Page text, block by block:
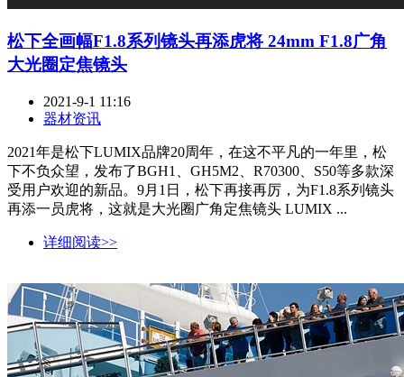
松下全画幅F1.8系列镜头再添虎将 24mm F1.8广角
大光圈定焦镜头
2021-9-1 11:16
器材资讯
2021年是松下LUMIX品牌20周年，在这不平凡的一年里，松
下不负众望，发布了BGH1、GH5M2、R70300、S50等多款深
受用户欢迎的新品。9月1日，松下再接再厉，为F1.8系列镜头
再添一员虎将，这就是大光圈广角定焦镜头 LUMIX ...
详细阅读>>